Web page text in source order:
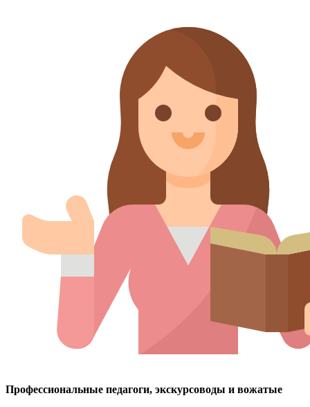
Профессиональные педагоги, экскурсоводы и вожатые